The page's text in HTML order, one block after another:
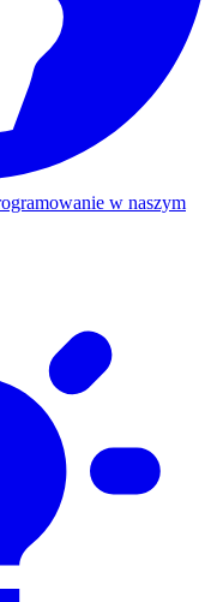
w naszym